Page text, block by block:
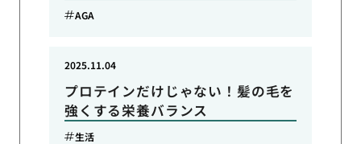
AGA
プロテインだけじゃない！髪の毛を
強くする栄養バランス
2025.11.04
生活